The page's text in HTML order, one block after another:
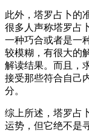
此外，塔罗占卜的
很多人声称塔罗占
一种巧合或者是一
较模糊，有很大的
解读结果。而且，
接受那些符合自己
分。
综上所述，塔罗占
运势，但它绝不是